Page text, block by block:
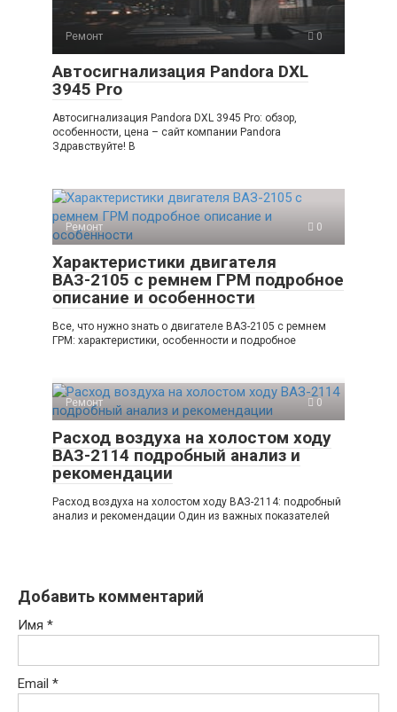
Ремонт 0
Автосигнализация Pandora DXL
3945 Pro
Автосигнализация Pandora DXL 3945 Pro: обзор,
особенности, цена – сайт компании Pandora
Здравствуйте! В
Ремонт 0
Характеристики двигателя
ВАЗ-2105 с ремнем ГРМ подробное
описание и особенности
Все, что нужно знать о двигателе ВАЗ-2105 с ремнем
ГРМ: характеристики, особенности и подробное
Ремонт 0
Расход воздуха на холостом ходу
ВАЗ-2114 подробный анализ и
рекомендации
Расход воздуха на холостом ходу ВАЗ-2114: подробный
анализ и рекомендации Один из важных показателей
Добавить комментарий
Имя *
Email *